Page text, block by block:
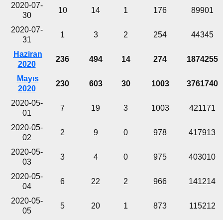
2020-07-
30
10 14 1 176 89901
2020-07-
31
1 3 2 254 44345
Haziran
2020
236 494 14 274 1874255
Mayıs
2020
230 603 30 1003 3761740
2020-05-
01
7 19 3 1003 421171
2020-05-
02
2 9 0 978 417913
2020-05-
03
3 4 0 975 403010
2020-05-
04
6 22 2 966 141214
2020-05-
05
5 20 1 873 115212